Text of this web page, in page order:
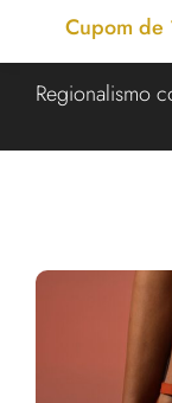
Cupom de
Regionalismo